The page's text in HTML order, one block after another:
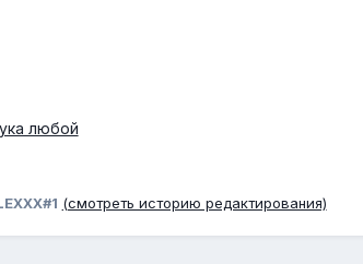
любой
(смотреть историю редактирования)